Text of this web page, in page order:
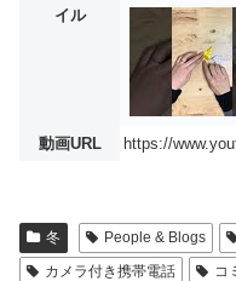
イル
動画URL https://
冬 People & Blogs
カメラ付き携帯電話
コ